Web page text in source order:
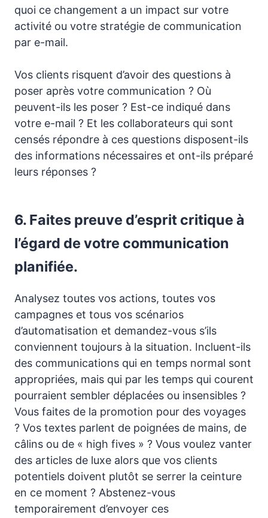
quoi ce changement a un impact sur votre
activité ou votre stratégie de communication
par e-mail.
Vos clients risquent d’avoir des questions à
poser après votre communication ? Où
peuvent-ils les poser ? Est-ce indiqué dans
votre e-mail ? Et les collaborateurs qui sont
censés répondre à ces questions disposent-ils
des informations nécessaires et ont-ils préparé
leurs réponses ?
6. Faites preuve d’esprit critique à
l’égard de votre communication
planifiée.
Analysez toutes vos actions, toutes vos
campagnes et tous vos scénarios
d’automatisation et demandez-vous s’ils
conviennent toujours à la situation. Incluent-ils
des communications qui en temps normal sont
appropriées, mais qui par les temps qui courent
pourraient sembler déplacées ou insensibles ?
Vous faites de la promotion pour des voyages
? Vos textes parlent de poignées de mains, de
câlins ou de « high fives » ? Vous voulez vanter
des articles de luxe alors que vos clients
potentiels doivent plutôt se serrer la ceinture
en ce moment ? Abstenez-vous
temporairement d’envoyer ces